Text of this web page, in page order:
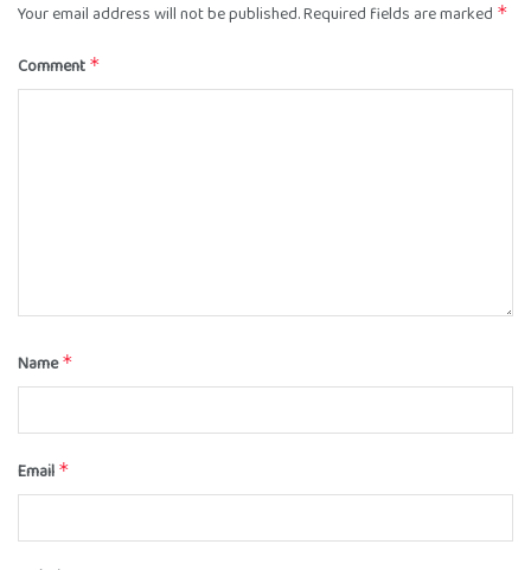
Your email address will not be published.Required fields are marked *
Comment *
Name*
Email *